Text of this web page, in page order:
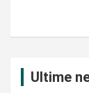
Ultime